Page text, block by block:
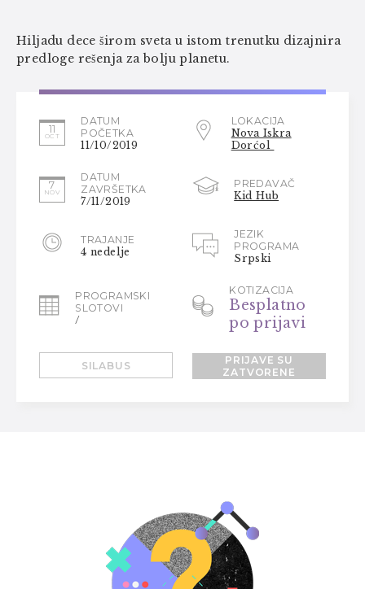
Hiljadu dece širom sveta u istom trenutku dizajnira
predloge rešenja za bolju planetu.
11
OCT
DATUM
POČETKA
11/10/2019
LOKACIJA
Nova Iskra
Dorćol
7
NOV
DATUM
ZAVRŠETKA
7/11/2019
PREDAVAČ
Kid Hub
TRAJANJE
4 nedelje
JEZIK
PROGRAMA
Srpski
PROGRAMSKI
SLOTOVI
/
KOTIZACIJA
Besplatno
po prijavi
SILABUS
PRIJAVE SU
ZATVORENE